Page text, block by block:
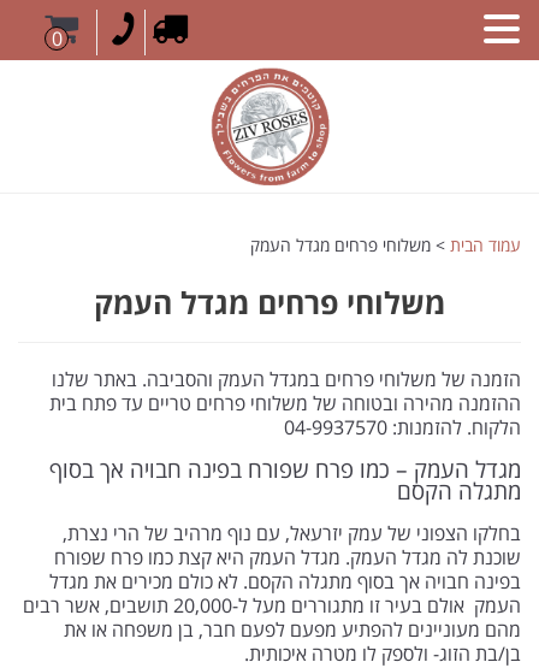
0
עמוד הבית > משלוחי פרחים מגדל העמק
משלוחי פרחים מגדל העמק
הזמנה של משלוחי פרחים במגדל העמק והסביבה. באתר שלנו
ההזמנה מהירה ובטוחה של משלוחי פרחים טריים עד פתח בית
הלקוח. להזמנות: 04-9937570
מגדל העמק – כמו פרח שפורח בפינה חבויה אך בסוף
מתגלה הקסם
בחלקו הצפוני של עמק יזרעאל, עם נוף מרהיב של הרי נצרת,
שוכנת לה מגדל העמק. מגדל העמק היא קצת כמו פרח שפורח
בפינה חבויה אך בסוף מתגלה הקסם. לא כולם מכירים את מגדל
העמק אולם בעיר זו מתגוררים מעל ל-20,000 תושבים, אשר רבים
מהם מעוניינים להפתיע מפעם לפעם חבר, בן משפחה או את
בן/בת הזוג- ולספק לו מטרה איכותית.